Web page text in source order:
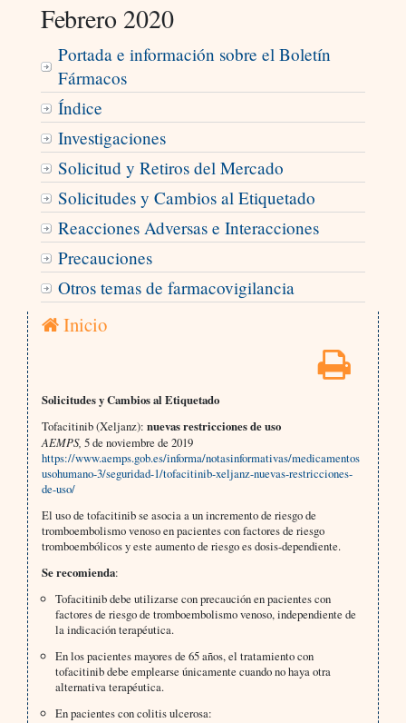
Febrero 2020
Portada e información sobre el Boletín
Fármacos
Índice
Investigaciones
Solicitud y Retiros del Mercado
Solicitudes y Cambios al Etiquetado
Reacciones Adversas e Interacciones
Precauciones
Otros temas de farmacovigilancia
Inicio
Solicitudes y Cambios al Etiquetado
Tofacitinib (Xeljanz): nuevas restricciones de uso
AEMPS, 5 de noviembre de 2019
https://www.aemps.gob.es/informa/notasinformativas/medicamentos
usohumano-3/seguridad-1/tofacitinib-xeljanz-nuevas-restricciones-
de-uso/
El uso de tofacitinib se asocia a un incremento de riesgo de
tromboembolismo venoso en pacientes con factores de riesgo
tromboembólicos y este aumento de riesgo es dosis-dependiente.
Se recomienda:
Tofacitinib debe utilizarse con precaución en pacientes con
factores de riesgo de tromboembolismo venoso, independiente de
la indicación terapéutica.
En los pacientes mayores de 65 años, el tratamiento con
tofacitinib debe emplearse únicamente cuando no haya otra
alternativa terapéutica.
En pacientes con colitis ulcerosa: